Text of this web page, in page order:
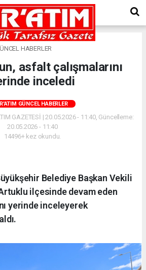
HABERLER
asfalt çalışmalarını
inceledi
GÜNCEL HABERLER
GAZETESİ | 20.05.2026 - 11:40, Güncelleme:
20.05.2026 - 11:40
14496+ kez okundu.
Belediye Başkan Vekili
ilçesinde devam eden
yerinde inceleyerek